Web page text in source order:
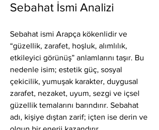
Sebahat İsmi Analizi
Sebahat ismi Arapça kökenlidir ve
“güzellik, zarafet, hoşluk, alımlılık,
etkileyici görünüş” anlamlarını taşır. Bu
nedenle isim; estetik güç, sosyal
çekicilik, yumuşak karakter, duygusal
zarafet, nezaket, uyum, sezgi ve içsel
güzellik temalarını barındırır. Sebahat
adı, kişiye dıştan zarif; içten ise derin ve